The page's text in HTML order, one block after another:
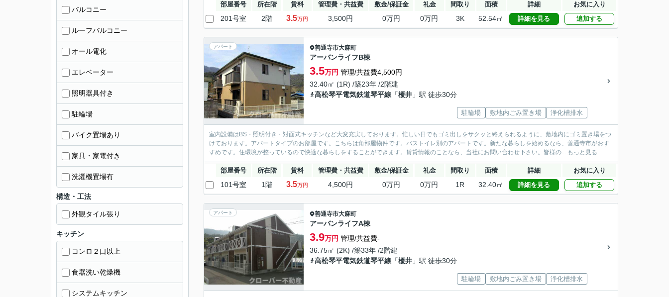
部屋番号 所在階 賃料 管理費・共益費 敷金/保証金 礼金 間取り 面積 詳細 お気に入り
201号室 2階 3.5万円 3,500円 0万円 0万円 3K 52.54㎡ 詳細を見る 追加する
アパート 善通寺市大麻町
アーバンライフB棟
3.5万円 管理/共益費4,500円
32.40㎡ (1R) /築23年 /2階建
高松琴平電気鉄道琴平線 「榎井 」駅 徒歩30分
駐輪場 敷地内ごみ置き場 浄化槽排水
室内設備はBS・照明付き・対面式キッチンなど大変充実しております。忙しい日でもゴミ出しをサクッと終えられるように、敷地内にゴミ置き場をつ
けております。アパートタイプのお部屋です。こちらは角部屋物件です。バストイレ別のアパートです。新たな暮らしを始めるなら、善通寺市がおす
すめです。住環境が整っているので快適な暮らしをすることができます。賃貸情報のことなら、当社にお問い合わせ下さい。皆様の... もっと見る
部屋番号 所在階 賃料 管理費・共益費 敷金/保証金 礼金 間取り 面積 詳細 お気に入り
101号室 1階 3.5万円 4,500円 0万円 0万円 1R 32.40㎡ 詳細を見る 追加する
アパート 善通寺市大麻町
アーバンライフA棟
3.9万円 管理/共益費-
36.75㎡ (2K) /築33年 /2階建
高松琴平電気鉄道琴平線 「榎井 」駅 徒歩30分
駐輪場 敷地内ごみ置き場 浄化槽排水
バルコニー
ルーフバルコニー
オール電化
エレベーター
照明器具付き
駐輪場
バイク置場あり
家具・家電付き
洗濯機置場有
構造・工法
外観タイル張り
キッチン
コンロ２口以上
食器洗い乾燥機
システムキッチン